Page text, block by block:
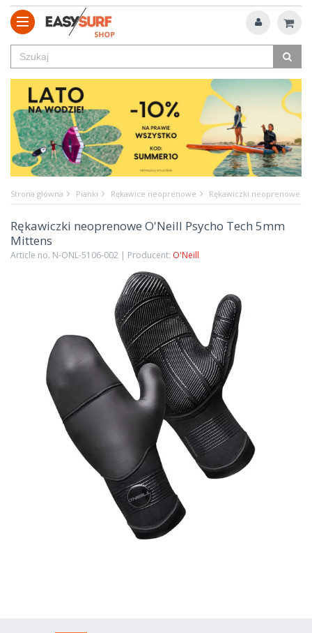
Strona główna Pianki Rękawice neoprenowe Rękawiczki neoprenowe
Rękawiczki neoprenowe O'Neill Psycho Tech 5mm
Mittens
Article no. N-ONL-5106-002 | Producent: O'Neill